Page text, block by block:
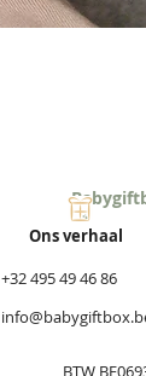
Ons verhaal
+32 495 49 46 86
BTW